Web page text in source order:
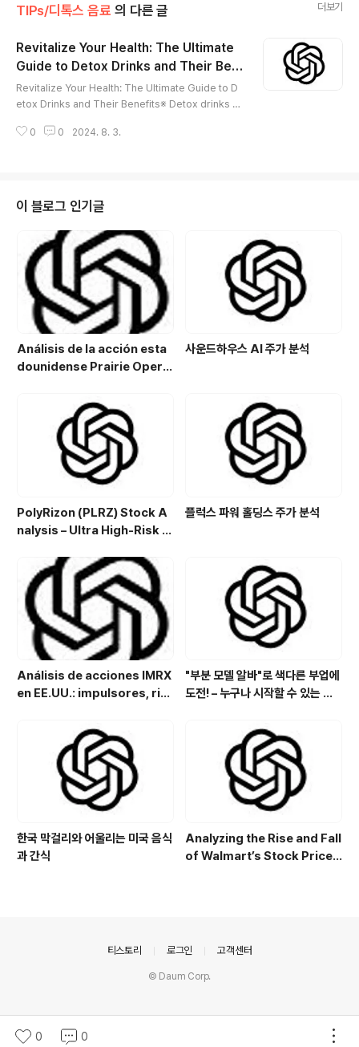
TIPs/디톡스 음료 의 다른 글 더보기
Revitalize Your Health: The Ultimate
Guide to Detox Drinks and Their Ben
efits
Revitalize Your Health: The Ultimate Guide to D
etox Drinks and Their Benefits※ Detox drinks ar
fruits, vegetables, herbs, and spices that help t
ys. By incorporating detox drinks into your diet,
you can enhance ..
0 0 2024. 8. 3.
이 블로그 인기글
Análisis de la acción esta
dounidense Prairie Opera
de crecimiento y estrategi
a de inversión en el sector
energético
사운드하우스 AI 주가 분석
PolyRizon (PLRZ) Stock A
nalysis – Ultra High-Risk N
with Allergy, Virus & Nalox
one Platform Potential
플럭스 파워 홀딩스 주가 분석
Análisis de acciones IMRX
en EE.UU.: impulsores, rie
"부분 모델 알바"로 색다른 부업에
도전! – 누구나 시작할 수 있는 특
한국 막걸리와 어울리는 미국 음식
과 간식
Analyzing the Rise and Fall
of Walmart’s Stock Price:
0 0
티스토리 로그인 고객센터
© Daum Corp.